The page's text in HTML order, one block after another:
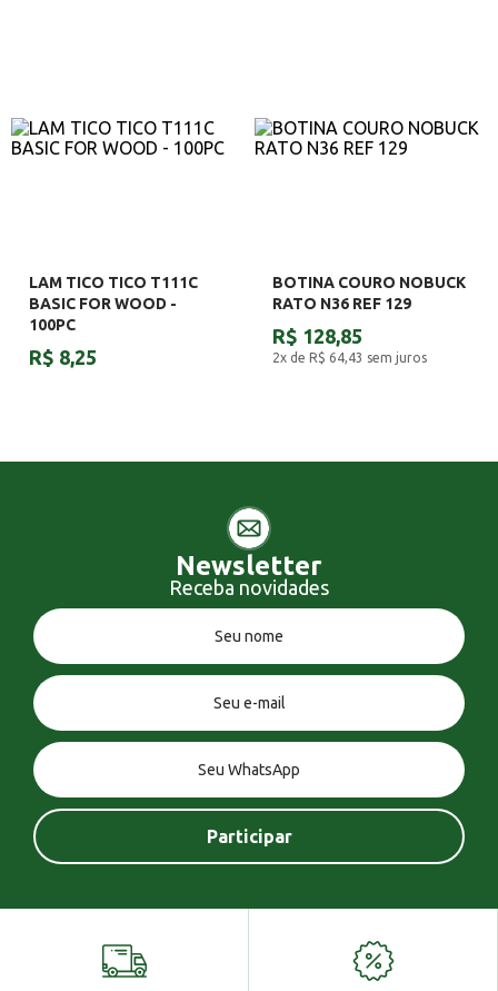
LAM TICO TICO T111C
BASIC FOR WOOD -
100PC
R$ 8,25
BOTINA COURO NOBUCK
RATO N36 REF 129
R$ 128,85
2x de R$ 64,43 sem juros
Newsletter
Receba novidades
Você tem uma mensagem!